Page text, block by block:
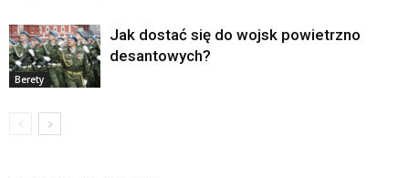
Berety
Jak dostać się do wojsk powietrzno
desantowych?